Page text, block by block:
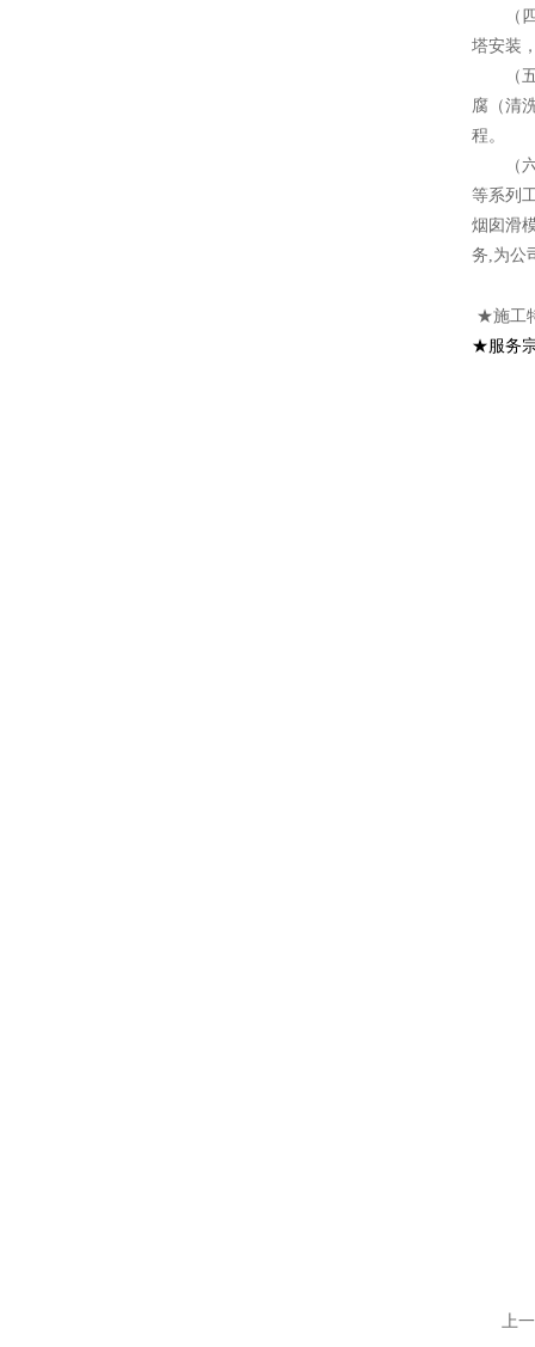
（四
塔安装
（五
腐（清
程。
（六
等系列
烟囱滑
务,为公
★施工
★服务
上